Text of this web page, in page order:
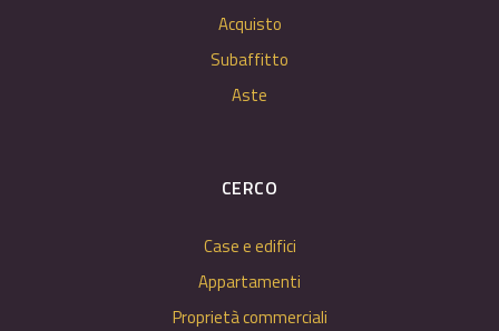
Acquisto
Subaffitto
Aste
CERCO
Case e edifici
Appartamenti
Proprietà commerciali